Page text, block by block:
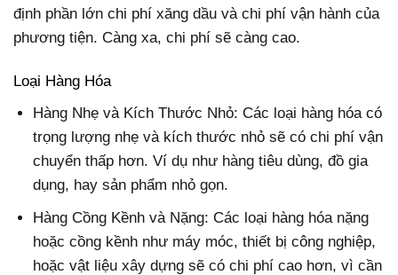
định phần lớn chi phí xăng dầu và chi phí vận hành của
phương tiện. Càng xa, chi phí sẽ càng cao.
Loại Hàng Hóa
Hàng Nhẹ và Kích Thước Nhỏ: Các loại hàng hóa có
trọng lượng nhẹ và kích thước nhỏ sẽ có chi phí vận
chuyển thấp hơn. Ví dụ như hàng tiêu dùng, đồ gia
dụng, hay sản phẩm nhỏ gọn.
Hàng Cồng Kềnh và Nặng: Các loại hàng hóa nặng
hoặc cồng kềnh như máy móc, thiết bị công nghiệp,
hoặc vật liệu xây dựng sẽ có chi phí cao hơn, vì cần